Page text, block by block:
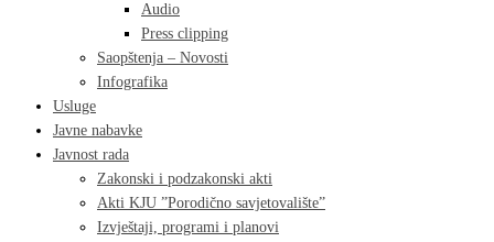
Audio
Press clipping
Saopštenja – Novosti
Infografika
Usluge
Javne nabavke
Javnost rada
Zakonski i podzakonski akti
Akti KJU ”Porodično savjetovalište”
Izvještaji, programi i planovi